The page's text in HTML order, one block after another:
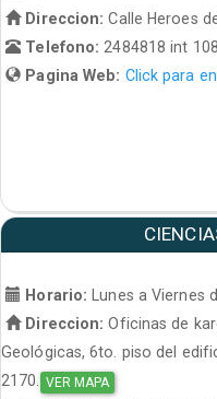
Direccion: Calle Heroes
Telefono: 2484818 int 108
Pagina Web: Click para
Horario: Lunes a Viernes
Direccion: Oficinas de
Geológicas, 6to. piso del
2170. VER MAPA